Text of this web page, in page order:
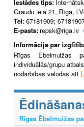
Iestādes tips:
Graudu iela 21, Rīga,
Tel:67181909;
E-pasts: repsk@riga.lv
Informācija par
Rīgas Ēbelmuižas
individuālās/grupu
nodarbības valodas att
Rīgas Ēbelmuižas